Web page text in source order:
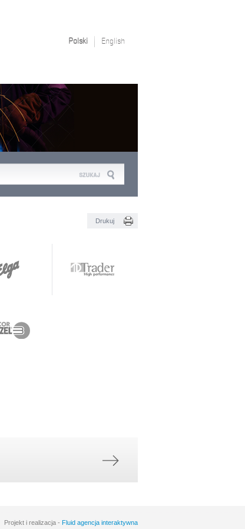
Polski English
Drukuj
Projekt i realizacja - Fluid agencja interaktywna